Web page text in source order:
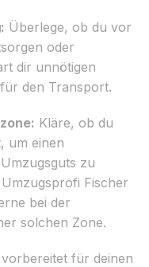
: Überlege, ob du vor
oder
dir unnötigen
den Transport.
Kläre, ob du
um einen
zu
Fischer
bei der
solchen Zone.
für deinen